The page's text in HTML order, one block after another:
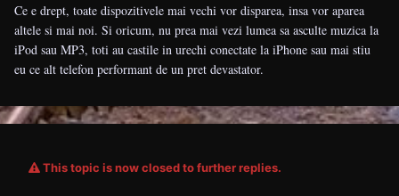
Ce e drept, toate dispozitivele mai vechi vor disparea, insa vor aparea
altele si mai noi. Si oricum, nu prea mai vezi lumea sa asculte muzica la
iPod sau MP3, toti au castile in urechi conectate la iPhone sau mai stiu
eu ce alt telefon performant de un pret devastator.
This topic is now closed to further replies.